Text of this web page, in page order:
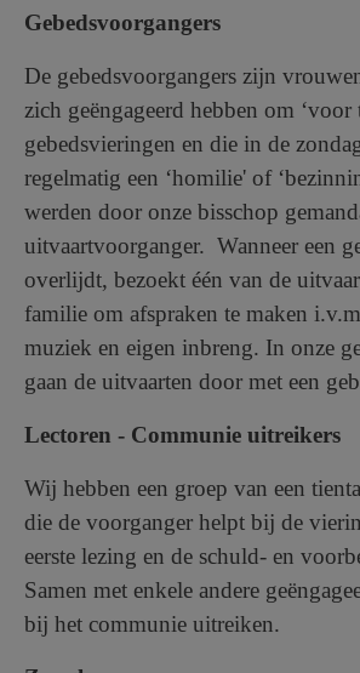
Gebedsvoorgangers
De gebedsvoorgangers zijn
zich geëngageerd hebben om ‘voor
gebedsvieringen en die in de
regelmatig een ‘homilie' of
werden door onze bisschop
uitvaartvoorganger. Wanneer een
overlijdt, bezoekt één van de
familie om afspraken te maken
muziek en eigen inbreng. In onze
gaan de uitvaarten door met een
Lectoren - Communie uitreikers
Wij hebben een groep van een
die de voorganger helpt bij de
eerste lezing en de schuld- en
Samen met enkele andere
bij het communie uitreiken.